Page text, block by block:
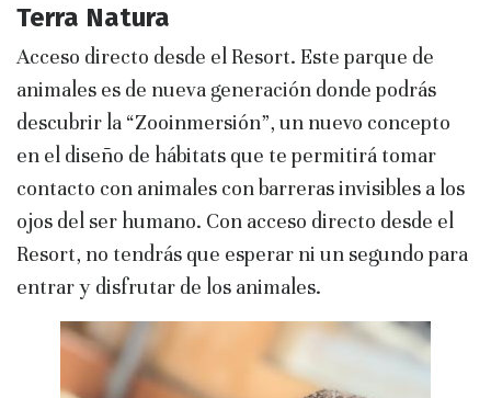
Terra Natura
Acceso directo desde el Resort. Este parque de
animales es de nueva generación donde podrás
descubrir la “Zooinmersión”, un nuevo concepto
en el diseño de hábitats que te permitirá tomar
contacto con animales con barreras invisibles a los
ojos del ser humano. Con acceso directo desde el
Resort, no tendrás que esperar ni un segundo para
entrar y disfrutar de los animales.